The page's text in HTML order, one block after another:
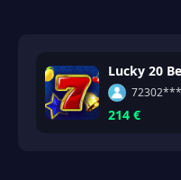
Lucky 20
214 €